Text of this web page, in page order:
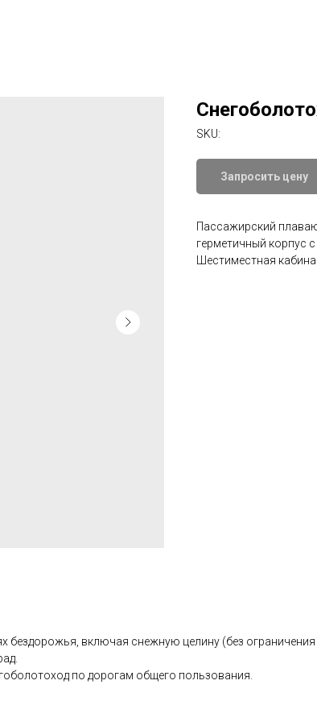
SKU:
Запросить цену
Пассажирский
герметичный корпус
Шестиместная
бездорожья, включая снежную целину (без
по дорогам общего пользования.